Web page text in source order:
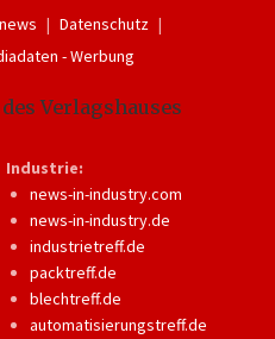
Datenschutz
- Werbung
Verlagshauses
Industrie:
news-in-industry.com
news-in-industry.de
industrietreff.de
packtreff.de
blechtreff.de
automatisierungstreff.de